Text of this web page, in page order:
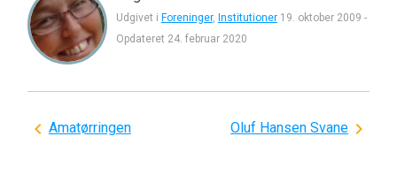
Udgivet i Foreninger, Institutioner 19. oktober 2009 -
Opdateret 24. februar 2020
Indlægsnavigation
Amatørringen Oluf Hansen Svane